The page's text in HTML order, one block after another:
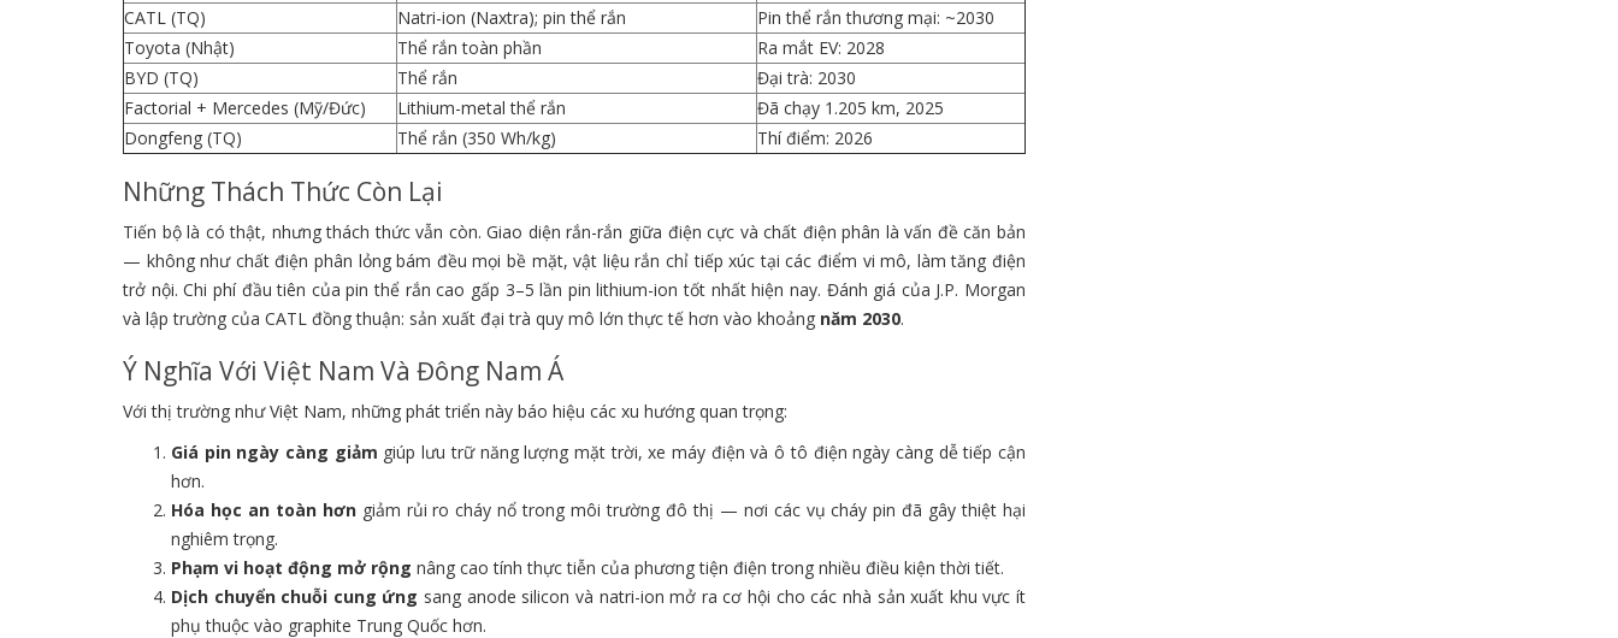
CATL (TQ)
Natri-ion (Naxtra); pin thể rắn
Pin thể rắn thương mại: ~2030
Toyota (Nhật)
Thể rắn toàn phần
Ra mắt EV: 2028
BYD (TQ)
Thể rắn
Đại trà: 2030
Factorial + Mercedes (Mỹ/Đức)
Lithium-metal thể rắn
Đã chạy 1.205 km, 2025
Dongfeng (TQ)
Thể rắn (350 Wh/kg) Thí điểm: 2026
Những Thách Thức Còn Lại
Tiến bộ là có thật, nhưng thách thức vẫn còn. Giao diện rắn-rắn giữa điện cực và chất điện phân là vấn đề căn bản
— không như chất điện phân lỏng bám đều mọi bề mặt, vật liệu rắn chỉ tiếp xúc tại các điểm vi mô, làm tăng điện
trở nội. Chi phí đầu tiên của pin thể rắn cao gấp 3–5 lần pin lithium-ion tốt nhất hiện nay. Đánh giá của J.P. Morgan
và lập trường của CATL đồng thuận: sản xuất đại trà quy mô lớn thực tế hơn vào khoảng năm 2030.
Ý Nghĩa Với Việt Nam Và Đông Nam Á
Với thị trường như Việt Nam, những phát triển này báo hiệu các xu hướng quan trọng:
Giá pin ngày càng giảm giúp lưu trữ năng lượng mặt trời, xe máy điện và ô tô điện ngày càng dễ tiếp cận
hơn.
Hóa học an toàn hơngiảm rủi ro cháy nổ trong môi trường đô thị — nơi các vụ cháy pin đã gây thiệt hại
nghiêm trọng.
Phạm vi hoạt động mở rộng nâng cao tính thực tiễn của phương tiện điện trong nhiều điều kiện thời tiết.
Dịch chuyển chuỗi cung ứng sang anode silicon và natri-ion mở ra cơ hội cho các nhà sản xuất khu vực ít
phụ thuộc vào graphite Trung Quốc hơn.